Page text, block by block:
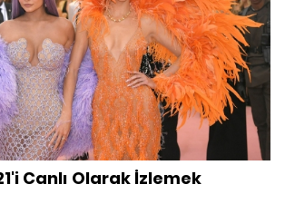
Canlı Olarak İzlemek